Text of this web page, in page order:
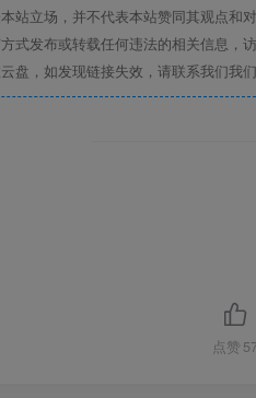
站立场，并不代表本站赞同其观点和对
式发布或转载任何违法的相关信息，
盘，如发现链接失效，请联系我们我们
点赞 57